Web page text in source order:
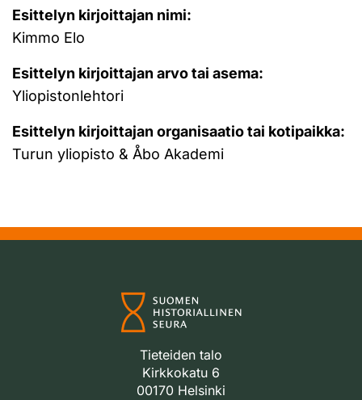
Esittelyn kirjoittajan nimi:
Kimmo Elo
Esittelyn kirjoittajan arvo tai asema:
Yliopistonlehtori
Esittelyn kirjoittajan organisaatio tai kotipaikka:
Turun yliopisto & Åbo Akademi
Tieteiden talo
Kirkkokatu 6
00170 Helsinki